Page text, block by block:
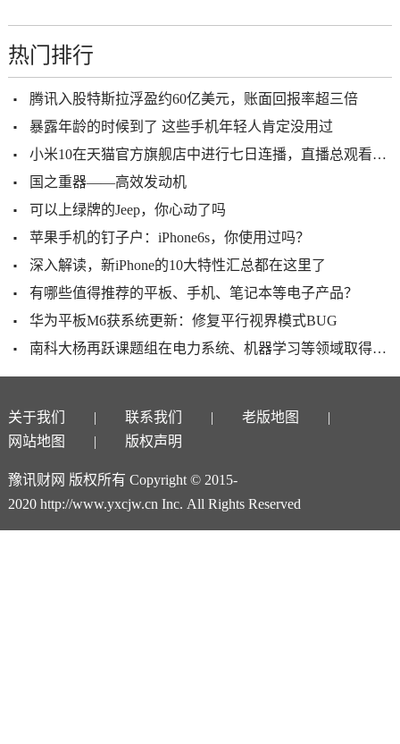
热门排行
腾讯入股特斯拉浮盈约60亿美元，账面回报率超三倍
暴露年龄的时候到了 这些手机年轻人肯定没用过
小米10在天猫官方旗舰店中进行七日连播，直播总观看人数突破420
国之重器——高效发动机
可以上绿牌的Jeep，你心动了吗
苹果手机的钉子户：iPhone6s，你使用过吗？
深入解读，新iPhone的10大特性汇总都在这里了
有哪些值得推荐的平板、手机、笔记本等电子产品？
华为平板M6获系统更新：修复平行视界模式BUG
南科大杨再跃课题组在电力系统、机器学习等领域取得重要研究成果
关于我们 联系我们
老版地图
网站地图
版权声明
豫讯财网 版权所有 Copyright © 2015-
2020 http://www.yxcjw.cn Inc. All Rights Reserved